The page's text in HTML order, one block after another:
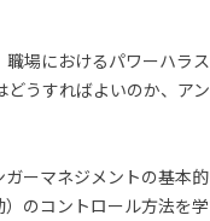
場におけるパワーハラ
うすればよいのか、ア
ーマネジメントの基本
のコントロール方法を